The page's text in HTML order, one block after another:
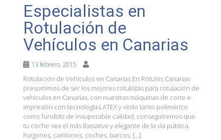
Especialistas en
Rotulación de
Vehículos en Canarias
13 febrero, 2015
Rotulación de Vehículos en Canarias En Rótulos Canarias
presumimos de ser los mejores rotulistas para rotulación de
vehículos en Canarias, con nuestras máquinas de corte e
impresión con tecnología LATEX y vinilo tanto polimérico
como fundido de insuperable calidad, conseguiremos que
tu coche sea el más llamativo y elegante de la vía pública.
Furgones, camiones, coches, barcos, […]